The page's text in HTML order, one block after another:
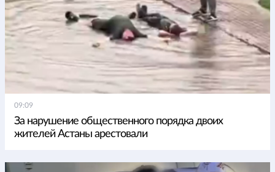
09:09
За нарушение общественного порядка двоих
жителей Астаны арестовали